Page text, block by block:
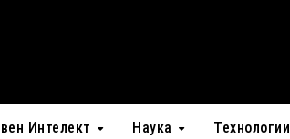
Интелект Наука Технологии